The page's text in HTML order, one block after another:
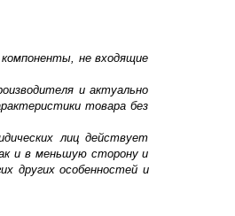
не входящие
и актуально
товара без
лиц действует
и в меньшую сторону и
других особенностей и